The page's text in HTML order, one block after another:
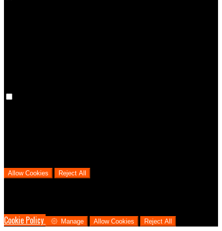
Allow Cookies Reject All
Cookie Policy
Manage Allow Cookies Reject All